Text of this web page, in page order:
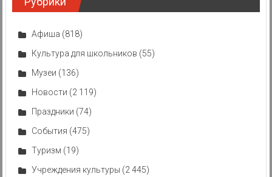
Афиша (818)
Культура для школьников (55)
Музеи (136)
Новости (2 119)
Праздники (74)
События (475)
Туризм (19)
Учреждения культуры (2 445)